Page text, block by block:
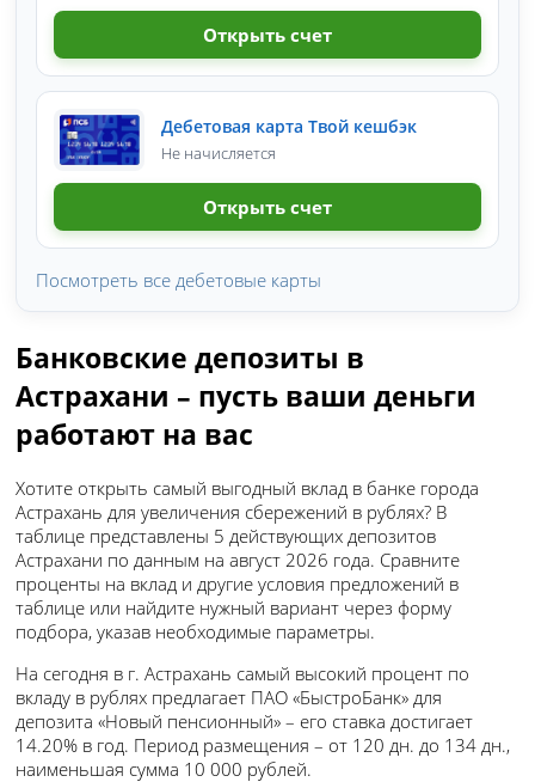
Открыть счет
Дебетовая карта Твой кешбэк
Не начисляется
Открыть счет
Посмотреть все дебетовые карты
Банковские депозиты в
Астрахани – пусть ваши деньги
работают на вас
Хотите открыть самый выгодный вклад в банке города
Астрахань для увеличения сбережений в рублях? В
таблице представлены 5 действующих депозитов
Астрахани по данным на август 2026 года. Сравните
проценты на вклад и другие условия предложений в
таблице или найдите нужный вариант через форму
подбора, указав необходимые параметры.
На сегодня в г. Астрахань самый высокий процент по
вкладу в рублях предлагает ПАО «БыстроБанк» для
депозита «Новый пенсионный» – его ставка достигает
14.20% в год. Период размещения – от 120 дн. до 134 дн.,
наименьшая сумма 10 000 рублей.